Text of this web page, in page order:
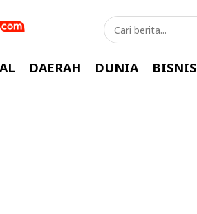
DAERAH DUNIA BISNIS